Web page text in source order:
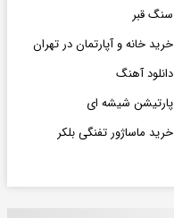
سنگ قبر
خرید خانه و آپارتمان در تهران
دانلود آهنگ
پارتیشن شیشه ای
خرید ماساژور تفنگی بلکر